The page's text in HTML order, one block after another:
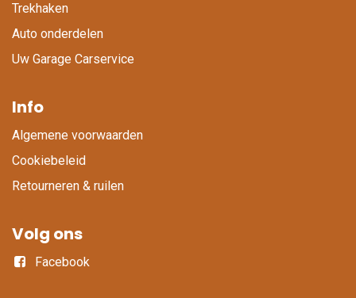
Trekhaken
Auto onderdelen
Uw Garage Carservice
Info
Algemene voorwaarden
Cookiebeleid
Retourneren & ruilen
Volg ons
Facebook